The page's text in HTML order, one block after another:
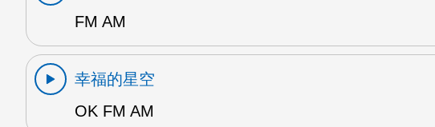
FM AM
幸福的星空
OK FM AM